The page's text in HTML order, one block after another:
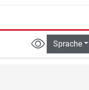
Sprache